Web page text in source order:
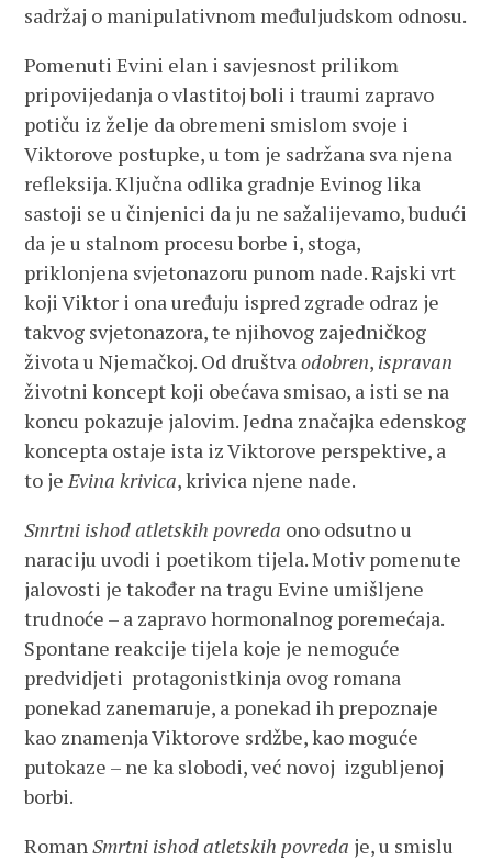
sadržaj o manipulativnom međuljudskom odnosu.
Pomenuti Evini elan i savjesnost prilikom
pripovijedanja o vlastitoj boli i traumi zapravo
potiču iz želje da obremeni smislom svoje i
Viktorove postupke, u tom je sadržana sva njena
refleksija. Ključna odlika gradnje Evinog lika
sastoji se u činjenici da ju ne sažalijevamo, budući
da je u stalnom procesu borbe i, stoga,
priklonjena svjetonazoru punom nade. Rajski vrt
koji Viktor i ona uređuju ispred zgrade odraz je
takvog svjetonazora, te njihovog zajedničkog
života u Njemačkoj. Od društvaodobren, ispravan
životni koncept koji obećava smisao, a isti se na
koncu pokazuje jalovim. Jedna značajka edenskog
koncepta ostaje ista iz Viktorove perspektive, a
to jeEvina krivica, krivica njene nade.
Smrtni ishod atletskih povreda ono odsutno u
naraciju uvodi i poetikom tijela. Motiv pomenute
jalovosti je također na tragu Evine umišljene
trudnoće – a zapravo hormonalnog poremećaja.
Spontane reakcije tijela koje je nemoguće
predvidjeti protagonistkinja ovog romana
ponekad zanemaruje, a ponekad ih prepoznaje
kao znamenja Viktorove srdžbe, kao moguće
putokaze – ne ka slobodi, već novoj izgubljenoj
borbi.
RomanSmrtni ishod atletskih povreda je, u smislu